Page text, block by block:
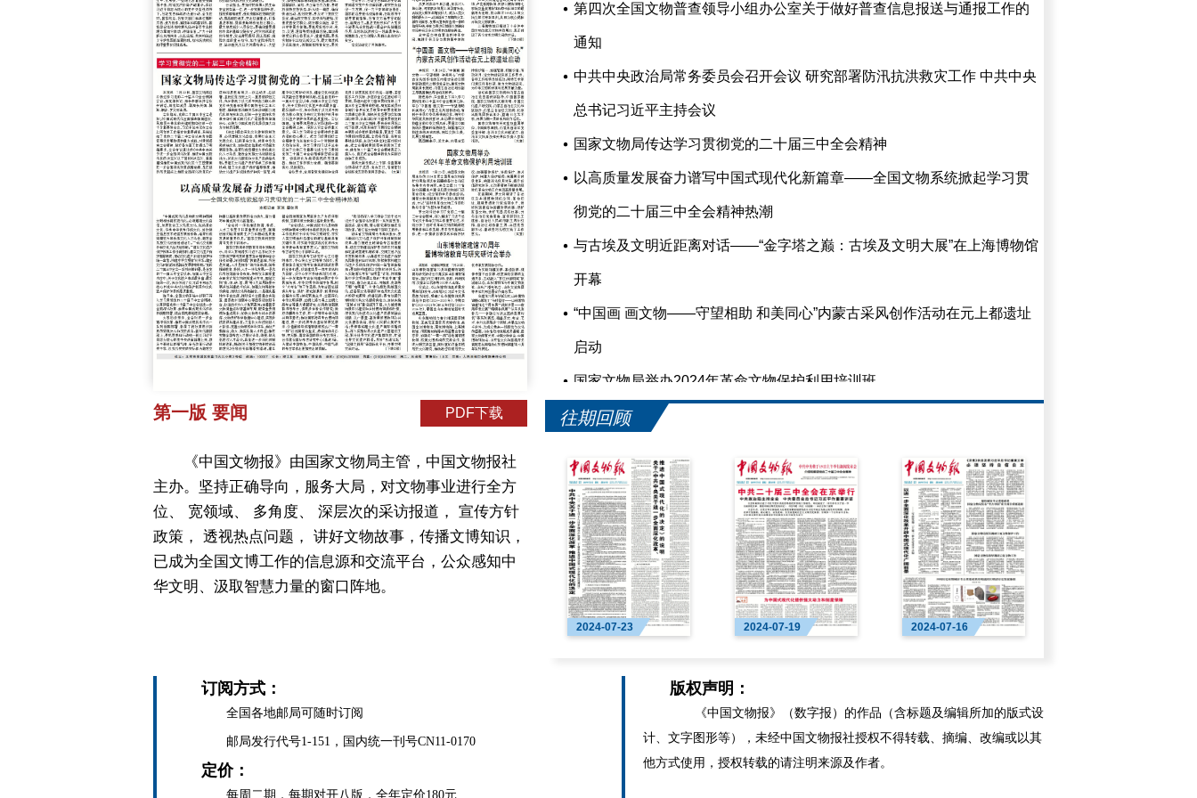
第一版 要闻 PDF下载
《中国文物报》由国家文物局主管，中国文物报社
主办。坚持正确导向，服务大局，对文物事业进行全方
位、 宽领域、 多角度、 深层次的采访报道， 宣传方针
政策， 透视热点问题， 讲好文物故事，传播文博知识，
已成为全国文博工作的信息源和交流平台，公众感知中
华文明、汲取智慧力量的窗口阵地。
第四次全国文物普查领导小组办公室关于做好普查信息报送与通报工作的
通知
中共中央政治局常务委员会召开会议 研究部署防汛抗洪救灾工作 中共中央
总书记习近平主持会议
国家文物局传达学习贯彻党的二十届三中全会精神
以高质量发展奋力谱写中国式现代化新篇章——全国文物系统掀起学习贯
彻党的二十届三中全会精神热潮
与古埃及文明近距离对话——“金字塔之巅：古埃及文明大展”在上海博物馆
开幕
“中国画 画文物——守望相助 和美同心”内蒙古采风创作活动在元上都遗址
启动
国家文物局举办2024年革命文物保护利用培训班
山东博物馆建馆70周年暨博物馆教育与研究研讨会举办
往期回顾
2024-07-23 2024-07-19 2024-07-16
订阅方式：
全国各地邮局可随时订阅
邮局发行代号1-151，国内统一刊号CN11-0170
定价：
每周二期，每期对开八版，全年定价180元
版权声明：
《中国文物报》（数字报）的作品（含标题及编辑所加的版式设
计、文字图形等），未经中国文物报社授权不得转载、摘编、改编或以其
他方式使用，授权转载的请注明来源及作者。